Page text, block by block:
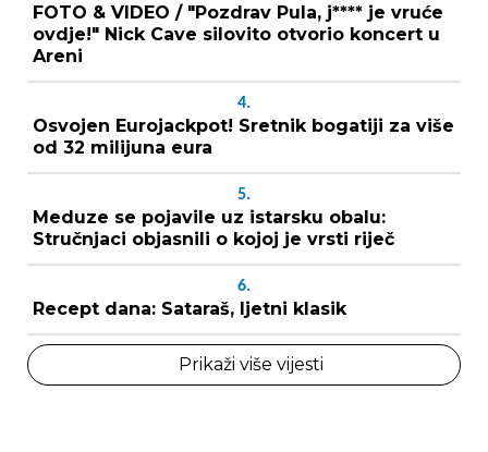
FOTO & VIDEO / "Pozdrav Pula, j**** je vruće
ovdje!" Nick Cave silovito otvorio koncert u
Areni
4.
Osvojen Eurojackpot! Sretnik bogatiji za više
od 32 milijuna eura
5.
Meduze se pojavile uz istarsku obalu:
Stručnjaci objasnili o kojoj je vrsti riječ
6.
Recept dana: Sataraš, ljetni klasik
Prikaži više vijesti